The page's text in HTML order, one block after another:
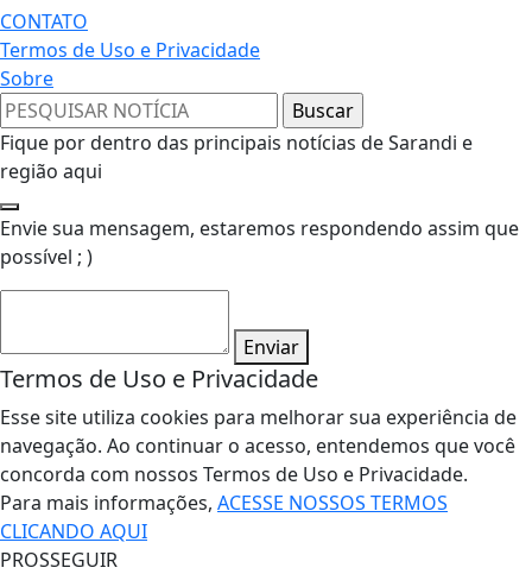
CONTATO
Termos de Uso e Privacidade
Sobre
Fique por dentro das principais notícias de Sarandi e
região aqui
Envie sua mensagem, estaremos respondendo assim que
possível ; )
Enviar
Termos de Uso e Privacidade
Esse site utiliza cookies para melhorar sua experiência de
navegação. Ao continuar o acesso, entendemos que você
concorda com nossos Termos de Uso e Privacidade.
Para mais informações, ACESSE NOSSOS TERMOS
CLICANDO AQUI
PROSSEGUIR